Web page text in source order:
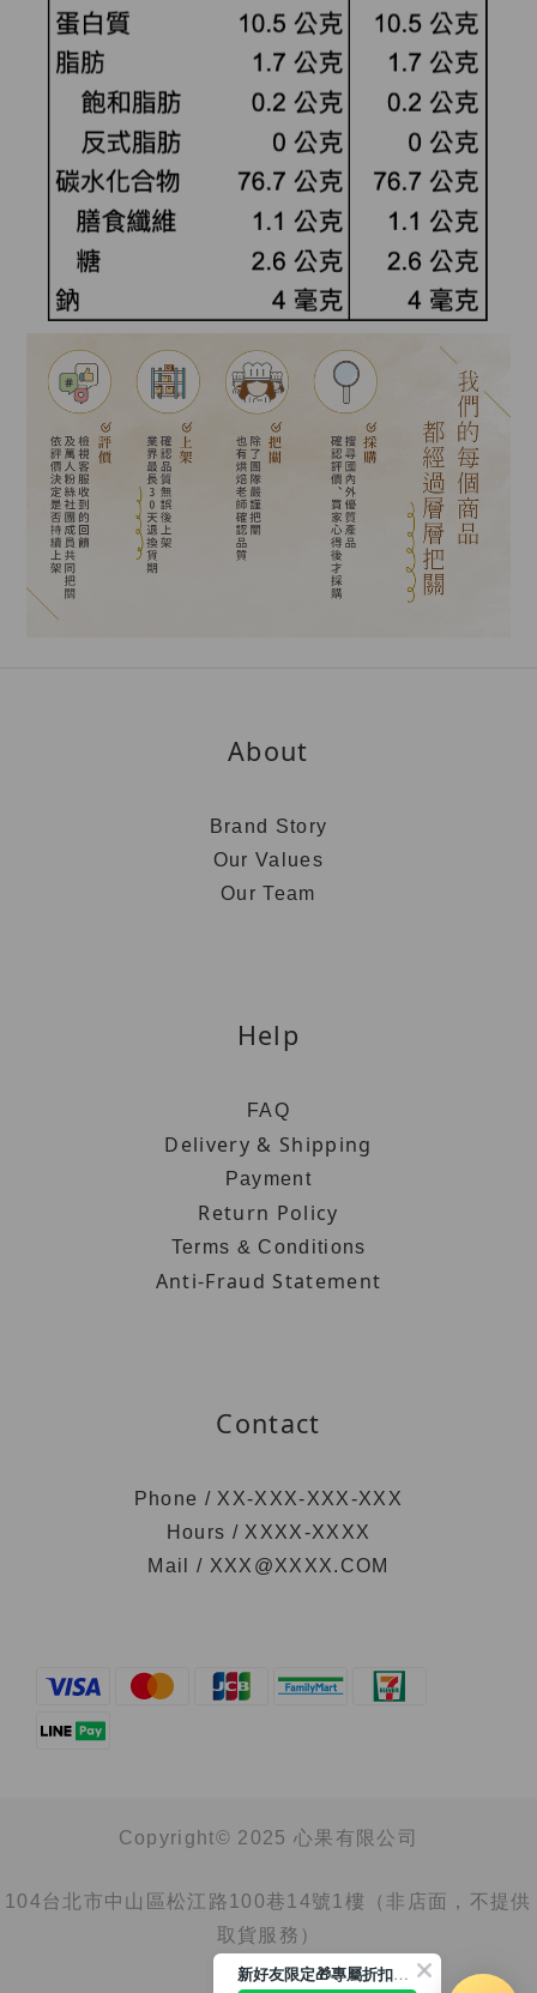
About
Brand Story
Our Values
Our Team
Help
FAQ
Delivery & Shipping
Payment
Return Policy
Terms & Conditions
Anti-Fraud Statement
Contact
Phone / XX-XXX-XXX-XXX
Hours / XXXX-XXXX
Mail / XXX@XXXX.COM
Copyright© 2025 心果有限公司
104台北市中山區松江路100巷14號1樓（非店面，不提供
取貨服務）
新好友限定🎁專屬折扣馬上領